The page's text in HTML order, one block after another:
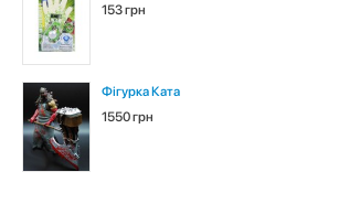
153 грн
Фігурка Ката
1550 грн